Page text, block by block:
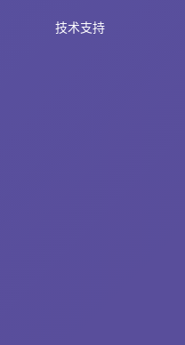
技术支持